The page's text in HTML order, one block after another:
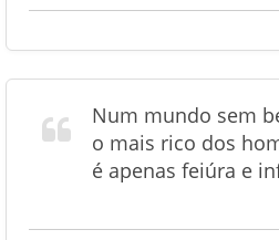
Num mundo sem
o mais rico dos
é apenas feiúra e